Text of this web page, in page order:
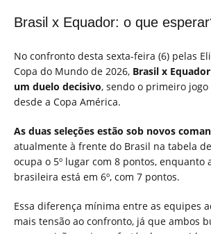
Brasil x Equador: o que
No confronto desta sexta-feira (6) pelas
Copa do Mundo de 2026, Brasil x
um duelo decisivo, sendo o primeiro
desde a Copa América.
As duas seleções estão sob novos
atualmente à frente do Brasil na tabela
ocupa o 5º lugar com 8 pontos, enquanto
brasileira está em 6º, com 7 pontos.
Essa diferença mínima entre as equipes
mais tensão ao confronto, já que ambos